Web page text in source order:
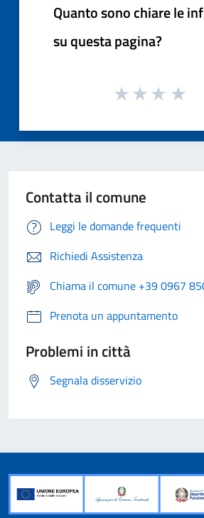
Quanto sono chiare le
su questa pagina?
Contatta il comune
Leggi le domande frequenti
Richiedi Assistenza
Chiama il comune +39 0967
Prenota un appuntamento
Problemi in città
Segnala disservizio